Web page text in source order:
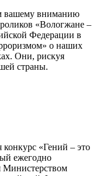
вашему вниманию
«Вологжане –
Федерации в
о наших
Они, рискуя
страны.
конкурс «Гений – это
ежегодно
Министерством